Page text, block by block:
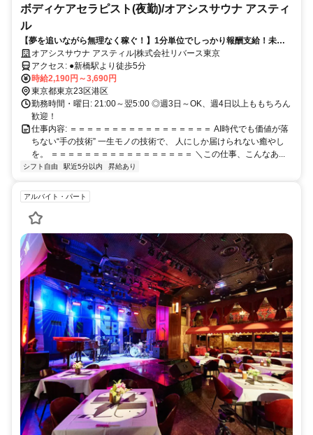
ボディケアセラピスト(夜勤)/オアシスサウナ アスティ
ル
【夢を追いながら無理なく稼ぐ！】1分単位でしっかり報酬支給！未経
験OK！歌手や俳優、声優を目指して上京したあなたへ！自由な働き方で
生活を支えながら、一生モノのスキルも手に入る！
オアシスサウナ アスティル|株式会社リバース東京
アクセス: ●新橋駅より徒歩5分
時給2,190円～3,690円
東京都東京23区港区
勤務時間・曜日: 21:00～翌5:00 ◎週3日～OK、週4日以上ももちろん
歓迎！
仕事内容: ＝＝＝＝＝＝＝＝＝＝＝＝＝＝＝＝＝ AI時代でも価値が落
ちない“手の技術” 一生モノの技術で、 人にしか届けられない癒やし
を。 ＝＝＝＝＝＝＝＝＝＝＝＝＝＝＝＝＝ ＼この仕事、こんなあ...
シフト自由 駅近5分以内 昇給あり
アルバイト・パート